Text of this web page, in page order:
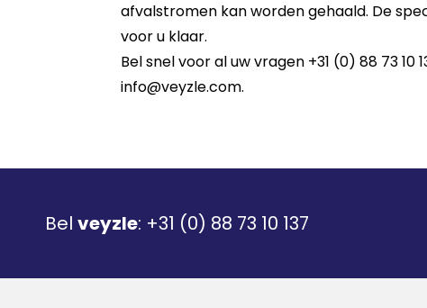
afvalstromen kan worden gehaald. De
voor u klaar.
Bel snel voor al uw vragen +31 (0) 88 73 10
info@veyzle.com.
Bel veyzle: +31 (0) 88 73 10 137